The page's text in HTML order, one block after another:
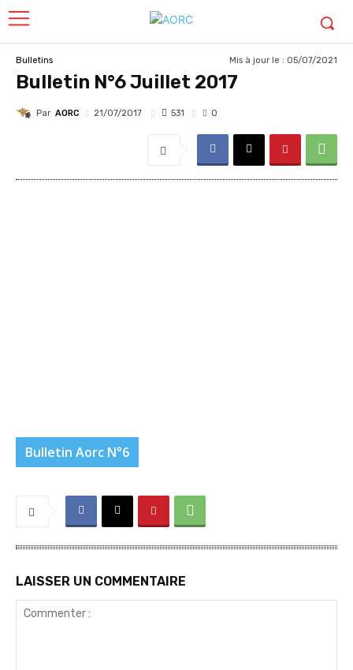
Bulletins Mis à jour le : 05/07/2021
Bulletin N°6 Juillet 2017
Par AORC 21/07/2017 531 0
Bulletin Aorc N°6
LAISSER UN COMMENTAIRE